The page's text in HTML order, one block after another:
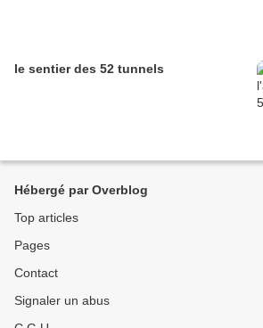
le sentier des 52 tunnels
Hébergé par Overblog
Top articles
Pages
Contact
Signaler un abus